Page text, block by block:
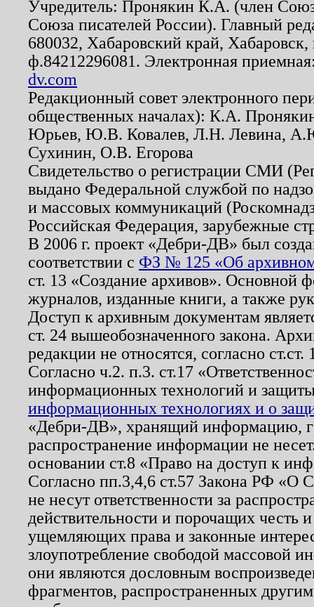
Учредитель: Пронякин К.А. (член
Союза писателей России). Главный
680032, Хабаровский край,
ф.84212296081. Электронная
dv.com
Редакционный совет электронного
общественных началах): К.А.
Юрьев, Ю.В. Ковалев, Л.Н. Левина,
Сухинин, О.В. Егорова
Свидетельство о регистрации СМИ
выдано Федеральной службой по
и массовых коммуникаций
Российская Федерация, зарубежные
В 2006 г. проект «Дебри-ДВ» был
соответствии с ФЗ № 125 «Об
ст. 13 «Создание архивов». Основной
журналов, изданные книги, а также
Доступ к архивным документам
ст. 24 вышеобозначенного закона.
редакции не относятся, согласно
Согласно ч.2. п.3. ст.17
информационных технологий и
информационных технологиях и о
«Дебри-ДВ», хранящий информацию,
распространение информации не
основании ст.8 «Право на доступ к
Согласно пп.3,4,6 ст.57 Закона РФ «О
не несут ответственности за
действительности и порочащих честь
ущемляющих права и законные
злоупотребление свободой массовой
они являются дословным
фрагментов, распространенных